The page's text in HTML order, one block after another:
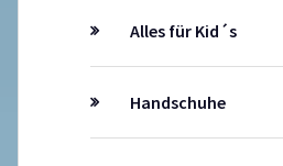
Alles für Kid´s
Handschuhe